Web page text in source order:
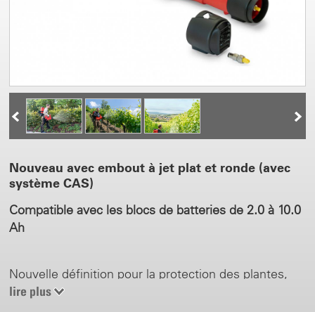
Nouveau avec embout à jet plat et ronde (avec
système CAS)
Compatible avec les blocs de batteries de 2.0 à 10.0
Ah
Nouvelle définition pour la protection des plantes,
grâce à la pulvérisation par flux d’air avec distribution
lire plus